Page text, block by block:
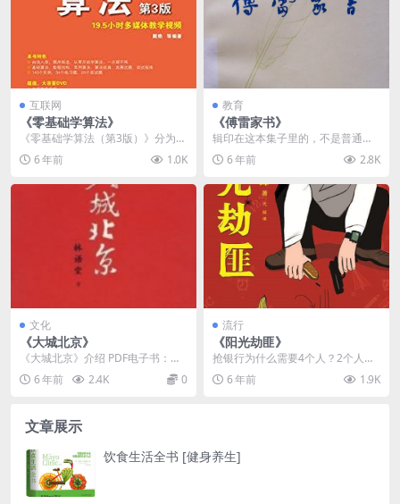
互联网
《零基础学算法》
《零基础学算法（第3版）》分为
上、下两篇，共10章，上篇用5章
的篇幅介绍了算法和...
6 年前 1.0K
教育
《傅雷家书》
辑印在这本集子里的，不是普通的
家书。傅雷在给傅聪的信里这样
说：“长篇累牍的给你写...
6 年前 2.8K
文化
《大城北京》
《大城北京》介绍 PDF电子书：大
城北京 PDF电子书作者：林语堂 出
版社：陕西...
6 年前 2.4K 0
流行
《阳光劫匪》
抢银行为什么需要4个人？2个人会
吵架，3个人会不平衡，5个人汽车
坐不下，所以4个...
6 年前 1.9K
文章展示
饮食生活全书 [健身养生]